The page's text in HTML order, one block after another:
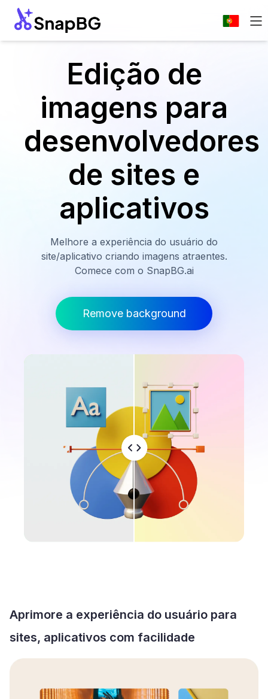
Edição de
imagens para
desenvolvedores
de sites e
aplicativos
Melhore a experiência do usuário do
site/aplicativo criando imagens atraentes.
Comece com o SnapBG.ai
Remove background
Aprimore a experiência do usuário para
sites, aplicativos com facilidade